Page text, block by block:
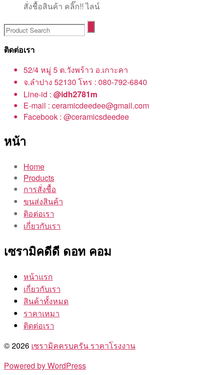
สั่งชื้อสินค้า คลิ๊ก!! ไลน์
ติดต่อเรา
52/4 หมู่ 5 ต.วังพร้าว อ.เกาะคา
จ.ลำปาง 52130 โทร : 080-792-6840
Line-id : @idh2781m
E-mail : ceramicdeedee@gmail.com
Facebook : @ceramicsdeedee
หน้า
Home
Products
การสั่งชื้อ
ขนส่งสินค้า
ติอต่อเรา
เกี่ยวกับเรา
เซรามิคดีดี ดอท คอม
หน้าแรก
เกี่ยวกับเรา
สินค้าทั้งหมด
ราคาเหมา
ติดต่อเรา
© 2026 เซรามิคครบครัน ราคาโรงงาน
Powered by WordPress